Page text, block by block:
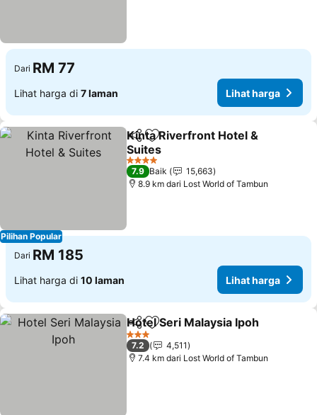
Dari RM 77
Lihat harga di 7 laman Lihat harga
Pilihan Popular
KongsiTambah ke favorit
Kinta Riverfront Hotel &
Suites
Lihat harga
4 Bintang
7.9 Baik
15,663
8.9 km dari Lost World of Tambun
Dari RM 185
Lihat harga di 10 laman Lihat harga
KongsiTambah ke favorit
Hotel Seri Malaysia Ipoh
3 Bintang
7.2
4,511
7.4 km dari Lost World of Tambun